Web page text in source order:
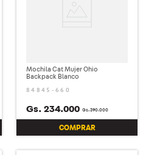
Mochila Cat Mujer Ohio
Backpack Blanco
84845-660
Gs.390.000
Gs. 234.000
COMPRAR